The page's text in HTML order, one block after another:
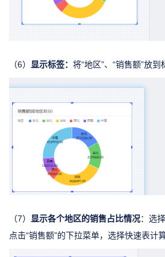
（6） 显示标签： 将“地区”、“销售额”放到
（7） 显示各个地区的销售占比情况：选
点击“销售额”的下拉菜单，选择快速表计